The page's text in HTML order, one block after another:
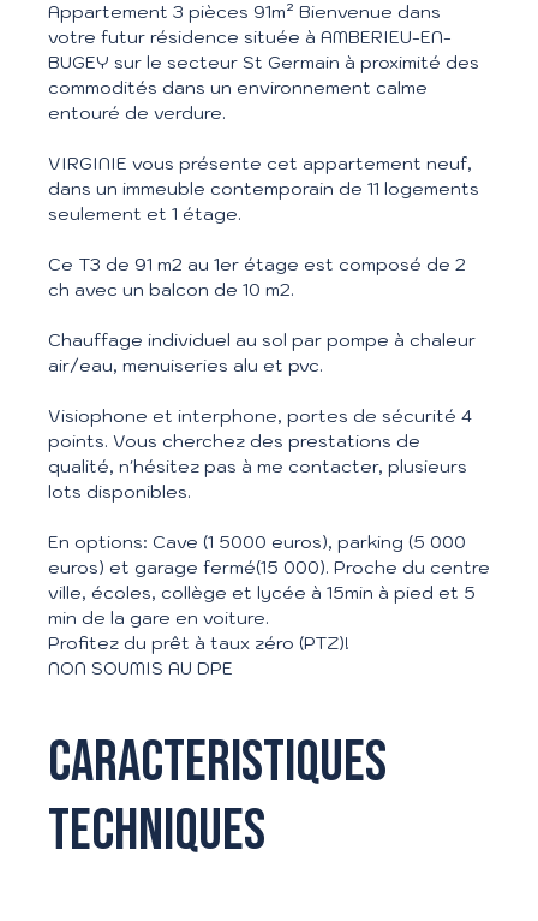
Appartement 3 pièces 91m² Bienvenue dans
votre futur résidence située à AMBERIEU-EN-
BUGEY sur le secteur St Germain à proximité des
commodités dans un environnement calme
entouré de verdure.
VIRGINIE vous présente cet appartement neuf,
dans un immeuble contemporain de 11 logements
seulement et 1 étage.
Ce T3 de 91 m2 au 1er étage est composé de 2
ch avec un balcon de 10 m2.
Chauffage individuel au sol par pompe à chaleur
air/eau, menuiseries alu et pvc.
Visiophone et interphone, portes de sécurité 4
points. Vous cherchez des prestations de
qualité, n'hésitez pas à me contacter, plusieurs
lots disponibles.
En options: Cave (1 5000 euros), parking (5 000
euros) et garage fermé(15 000). Proche du centre
ville, écoles, collège et lycée à 15min à pied et 5
min de la gare en voiture.
Profitez du prêt à taux zéro (PTZ)!
NON SOUMIS AU DPE
Caracteristiques
techniques